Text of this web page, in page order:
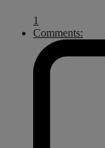
1
Comments: